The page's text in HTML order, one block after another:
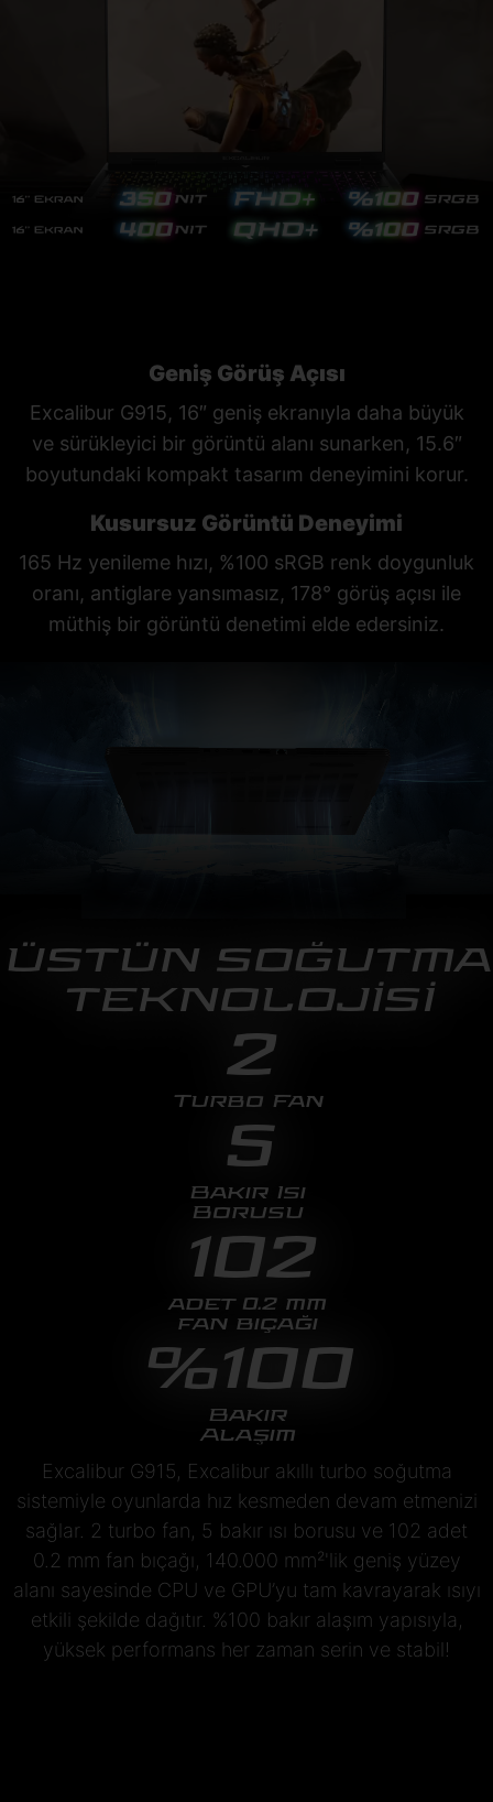
Geniş Görüş Açısı
Excalibur G915, 16″ geniş ekranıyla daha büyük
ve sürükleyici bir görüntü alanı sunarken, 15.6″
boyutundaki kompakt tasarım deneyimini korur.
Kusursuz Görüntü Deneyimi
165 Hz yenileme hızı, %100 sRGB renk doygunluk
oranı, antiglare yansımasız, 178° görüş açısı ile
müthiş bir görüntü denetimi elde edersiniz.
ÜSTÜN SOĞUTMA
TEKNOLOJİSİ
2
Turbo Fan
5
Bakır Isı
Borusu
102
adet 0.2 mm
fan bıçağı
%100
Bakır
Alaşım
Excalibur G915, Excalibur akıllı turbo soğutma
sistemiyle oyunlarda hız kesmeden devam etmenizi
sağlar. 2 turbo fan, 5 bakır ısı borusu ve 102 adet
0.2 mm fan bıçağı, 140.000 mm²'lik geniş yüzey
alanı sayesinde CPU ve GPU’yu tam kavrayarak ısıyı
etkili şekilde dağıtır. %100 bakır alaşım yapısıyla,
yüksek performans her zaman serin ve stabil!